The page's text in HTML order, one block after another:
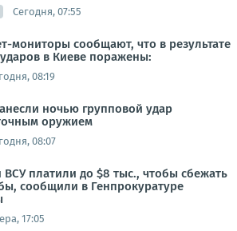
Сегодня, 07:55
мониторы сообщают, что в результате
в Киеве поражены:
08:19
ночью групповой удар
оружием
08:07
ВСУ платили до $8 тыс., чтобы сбежать
сообщили в Генпрокуратуре
17:05